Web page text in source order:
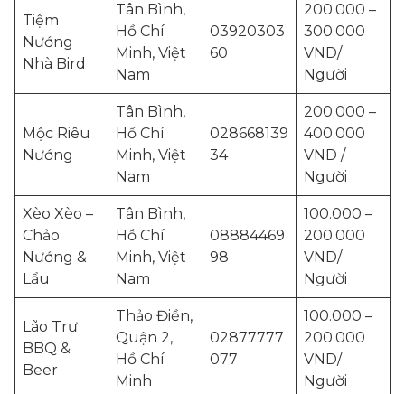
Tiệm
Nướng
Nhà Bird
Tân Bình,
Hồ Chí
Minh, Việt
Nam
03920303
60
200.000 –
300.000
VND/
Người
Mộc Riêu
Nướng
Tân Bình,
Hồ Chí
Minh, Việt
Nam
028668139
34
200.000 –
400.000
VND /
Người
Xèo Xèo –
Chảo
Nướng &
Lẩu
Tân Bình,
Hồ Chí
Minh, Việt
Nam
08884469
98
100.000 –
200.000
VND/
Người
Lão Trư
BBQ &
Beer
Thảo Điền,
Quận 2,
Hồ Chí
Minh
02877777
077
100.000 –
200.000
VND/
Người